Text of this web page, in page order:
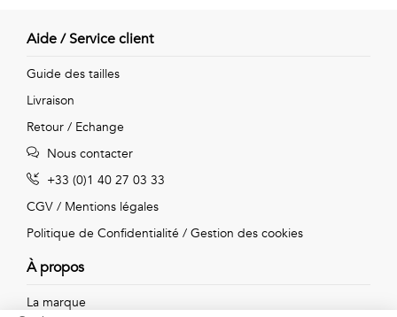
Aide / Service client
Guide des tailles
Livraison
Retour / Echange
Nous contacter
+33 (0)1 40 27 03 33
CGV / Mentions légales
Politique de Confidentialité / Gestion des cookies
À propos
La marque